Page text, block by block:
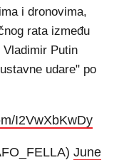
i dronovima,
rata između
Putin
udare" po
I2VwXbKwDy
June